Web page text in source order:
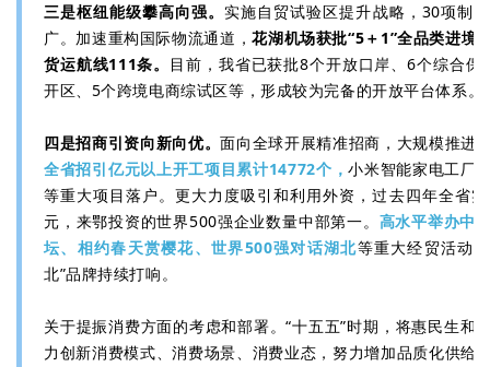
三是枢纽能级攀高向强。实施自贸试验区提升战略，30项制
广。加速重构国际物流通道，花湖机场获批“5＋1”全品类进境
货运航线111条。 目前，我省已获批8个开放口岸、6个综合保
开区、5个跨境电商综试区等，形成较为完备的开放平台体系。
四是招商引资向新向优。面向全球开展精准招商，大规模推进
全省招引亿元以上开工项目累计14772个，小米智能家电工厂
等重大项目落户。更大力度吸引和利用外资，过去四年全省
元，来鄂投资的世界500强企业数量中部第一。 高水平举办中
坛、相约春天赏樱花、世界500强对话湖北等重大经贸活动
北”品牌持续打响。
关于提振消费方面的考虑和部署。“十五五”时期，将惠民生和
力创新消费模式、消费场景、消费业态，努力增加品质化供给